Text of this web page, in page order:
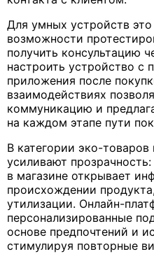
Для умных устройств это
возможности
получить консультацию
настроить устройство
приложения после
взаимодействиях
коммуникацию и
на каждом этапе пути
В категории эко-
усиливают
в магазине открывает
происхождении
утилизации. Онлайн-
персонализированные
основе предпочтений и
стимулируя повторные